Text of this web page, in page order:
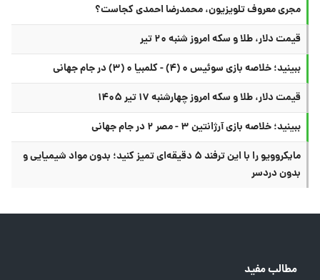
مجری معروف تلویزیون، محمدرضا احمدی کجاست؟
قیمت دلار، طلا و سکه امروز شنبه ۲۰ تیر
ببینید؛ خلاصه بازی سوئیس ۰ (۴) - کلمبیا ۰ (۳) در جام جهانی
قیمت دلار، طلا و سکه امروز چهارشنبه ۱۷ تیر ۱۴۰۵
ببینید؛ خلاصه بازی آرژانتین ۳ - مصر ۲ در جام جهانی
مایکروویو را با این ترفند ۵ دقیقه‌ای تمیز کنید؛ بدون مواد شیمیایی و
بدون دردسر
مطالب مفید